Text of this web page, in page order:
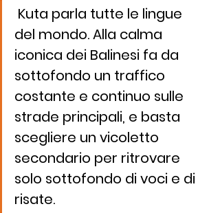
del mondo. Alla calma
iconica dei Balinesi fa da
sottofondo un traffico
costante e continuo sulle
strade principali, e basta
scegliere un vicoletto
secondario per ritrovare
solo sottofondo di voci e di
risate.